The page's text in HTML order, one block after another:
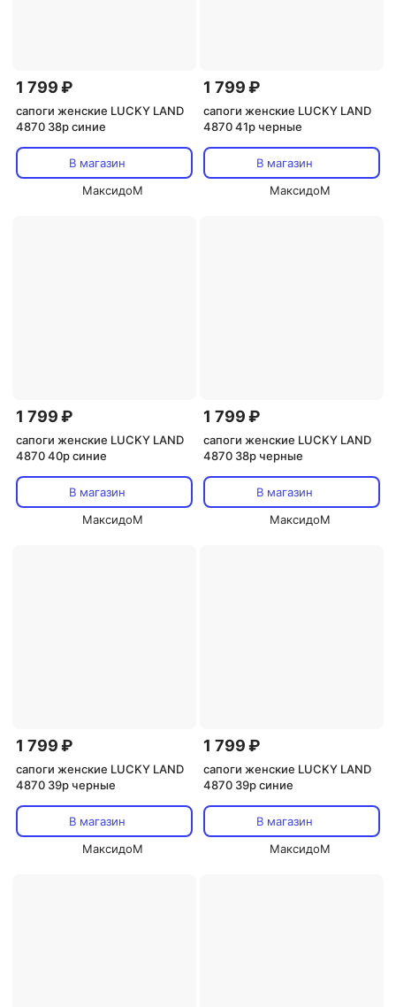
1 799 ₽
сапоги женские LUCKY LAND
4870 38р синие
В магазин
МаксидоМ
1 799 ₽
сапоги женские LUCKY LAND
4870 41р черные
В магазин
МаксидоМ
1 799 ₽
сапоги женские LUCKY LAND
4870 40р синие
В магазин
МаксидоМ
1 799 ₽
сапоги женские LUCKY LAND
4870 38р черные
В магазин
МаксидоМ
1 799 ₽
сапоги женские LUCKY LAND
4870 39р черные
В магазин
МаксидоМ
1 799 ₽
сапоги женские LUCKY LAND
4870 39р синие
В магазин
МаксидоМ